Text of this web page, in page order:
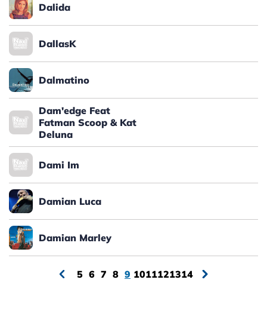
Dalida
DallasK
Dalmatino
Dam'edge Feat
Fatman Scoop & Kat
Deluna
Dami Im
Damian Luca
Damian Marley
5 6 7 8 9 1011121314